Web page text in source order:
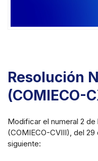
Resolución
(COMIECO-
Modificar el numeral 2
(COMIECO-CVIII), del
siguiente: